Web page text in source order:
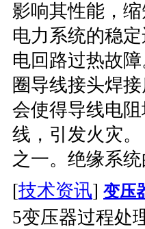
影响其性能，
电力系统的稳
电回路过热故
圈导线接头焊
会使得导线电
线，引发火灾
之一。绝缘系
[技术资讯] 变压
5变压器过程处